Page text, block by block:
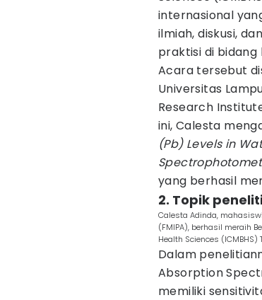
internasional
ilmiah, diskusi,
praktisi di bidang
Acara tersebut
Universitas
Research
ini, Calesta
(Pb) Levels in
yang berhasil
2. Topik
Calesta Adinda,
(FMIPA), berhasil meraih
Health Sciences
Dalam
Absorption
memiliki